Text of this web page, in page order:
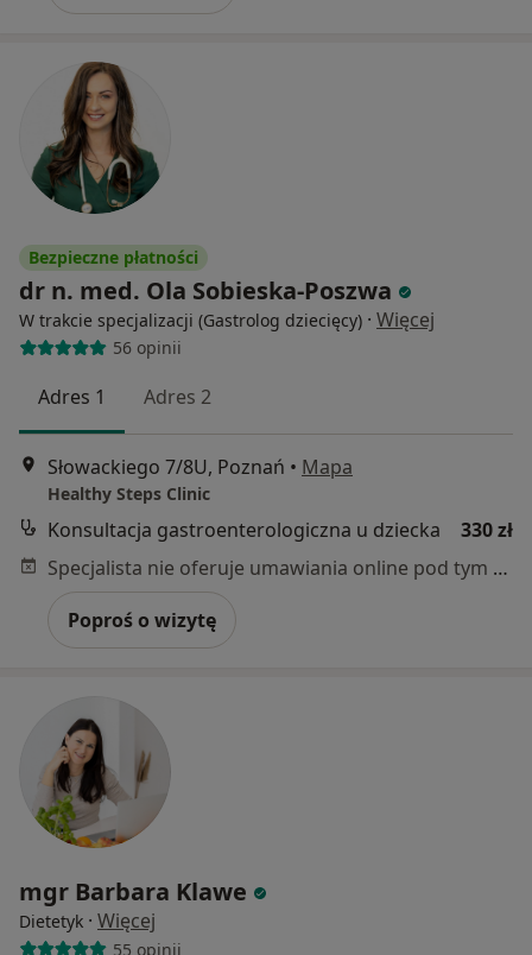
Bezpieczne płatności
dr n. med. Ola Sobieska-Poszwa
W trakcie specjalizacji (Gastrolog dziecięcy) · Więcej
56 opinii
Adres 1 Adres 2
Słowackiego 7/8U, Poznań • Mapa
Healthy Steps Clinic
Konsultacja gastroenterologiczna u dziecka
330 zł
Specjalista nie oferuje umawiania online pod tym adresem.
Poproś o wizytę
mgr Barbara Klawe
Dietetyk · Więcej
55 opinii